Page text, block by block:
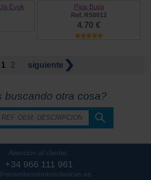
Evok Pipa Bujia
Ref. RS0012
4.70 €
1 2 siguiente
buscando otra cosa?
Atención al cliente
+34 966 111 961